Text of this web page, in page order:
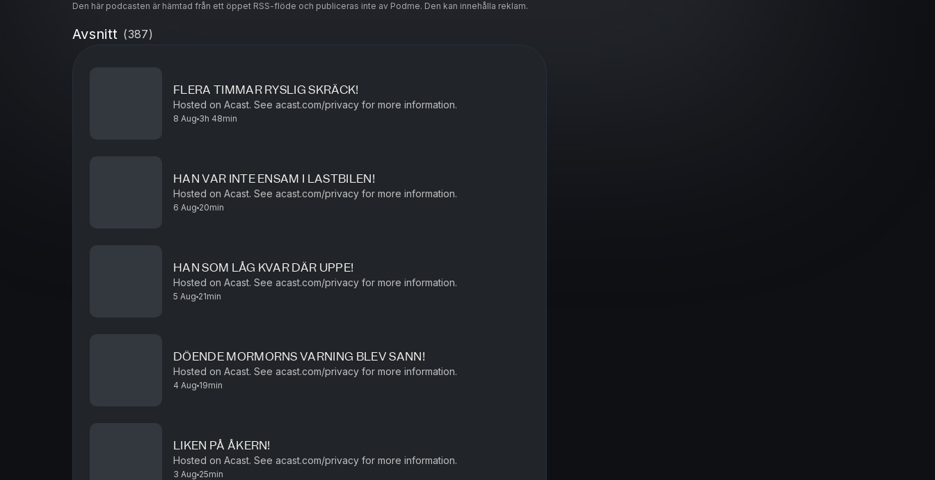
Glöm ej att lämna ett omdöme! =)
Om du vill kontakta mig kan du göra det antingen via email eller
instagram, men helst instagram.
Mail: samarbeten@carlfredrikalexanderrask.se
Hosted on Acast. Seeacast.com/privacy for more information.
Den här podcasten är hämtad från ett öppet RSS-flöde och publiceras inte av Podme. Den kan innehålla reklam.
Avsnitt (387)
FLERA TIMMAR RYSLIG SKRÄCK!
Hosted on Acast. See acast.com/privacy for more information.
8 Aug 3h 48min
HAN VAR INTE ENSAM I LASTBILEN!
Hosted on Acast. See acast.com/privacy for more information.
6 Aug 20min
HAN SOM LÅG KVAR DÄR UPPE!
Hosted on Acast. See acast.com/privacy for more information.
5 Aug 21min
DÖENDE MORMORNS VARNING BLEV SANN!
Hosted on Acast. See acast.com/privacy for more information.
4 Aug 19min
LIKEN PÅ ÅKERN!
Hosted on Acast. See acast.com/privacy for more information.
3 Aug 25min